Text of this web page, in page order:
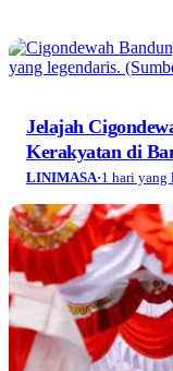
Jelajah
Kerakyatan di
LINIMASA·1 hari yang